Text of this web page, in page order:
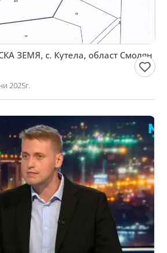
ЗЕМЯ, с. Кутела, област Смолян
2025г.